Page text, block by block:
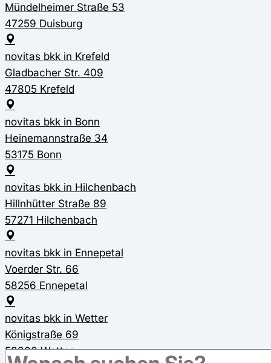
Mündelheimer Straße 53
47259 Duisburg
novitas bkk in Krefeld
Gladbacher Str. 409
47805 Krefeld
novitas bkk in Bonn
Heinemannstraße 34
53175 Bonn
novitas bkk in Hilchenbach
Hillnhütter Straße 89
57271 Hilchenbach
novitas bkk in Ennepetal
Voerder Str. 66
58256 Ennepetal
novitas bkk in Wetter
Königstraße 69
58300 Wetter